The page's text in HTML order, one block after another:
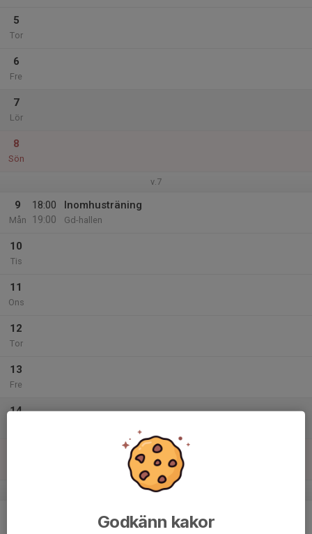
5
Tor
6
Fre
7
Lör
8
Sön
v.7
9
Mån
18:00
19:00
Inomhusträning
Gd-hallen
10
Tis
11
Ons
12
Tor
13
Fre
14
v.8
Inomhusträning
Gd-hallenGodkänn kakor